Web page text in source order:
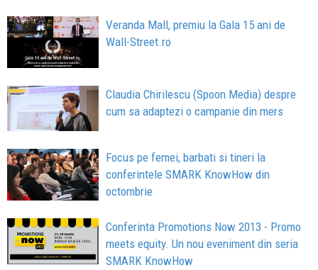
Veranda Mall, premiu la Gala 15 ani de
Wall-Street.ro
Claudia Chirilescu (Spoon Media) despre
cum sa adaptezi o campanie din mers
Focus pe femei, barbati si tineri la
conferintele SMARK KnowHow din
octombrie
Conferinta Promotions Now 2013 - Promo
meets equity. Un nou eveniment din seria
SMARK KnowHow